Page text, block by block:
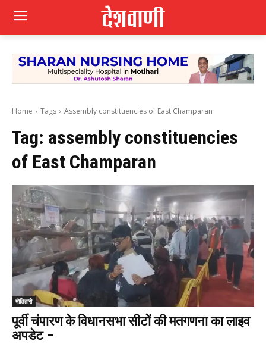
Home Tags Assembly constituencies of East Champaran
Tag: assembly constituencies
of East Champaran
मोतिहारी
पूर्वी चंपारण के विधानसभा सीटों की मतगणना का लाइव
अपडेट –